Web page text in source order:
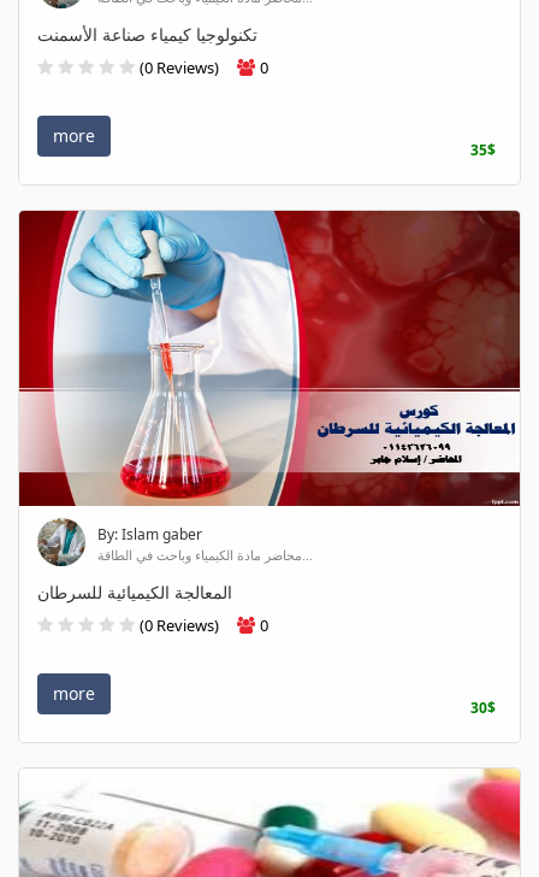
تكنولوجيا كيمياء صناعة الأسمنت
(0 Reviews) 0
more
35$
By: Islam gaber
محاضر مادة الكيمياء وباحث في الطاقة...
المعالجة الكيميائية للسرطان
(0 Reviews) 0
more
30$